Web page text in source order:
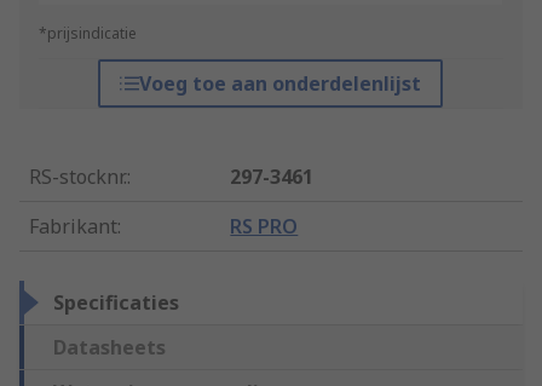
*prijsindicatie
Voeg toe aan onderdelenlijst
RS-stocknr.:
297-3461
Fabrikant: RS PRO
Specificaties
Datasheets